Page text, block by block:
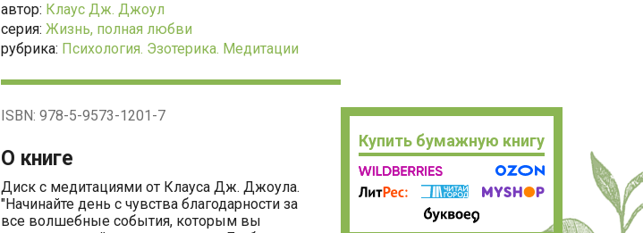
автор: Клаус Дж. Джоул
серия: Жизнь, полная любви
рубрика: Психология. Эзотерика. Медитации
Купить бумажную книгу
ISBN: 978-5-9573-1201-7
О книге
Диск с медитациями от Клауса Дж. Джоула.
"Начинайте день с чувства благодарности за
все волшебные события, которым вы